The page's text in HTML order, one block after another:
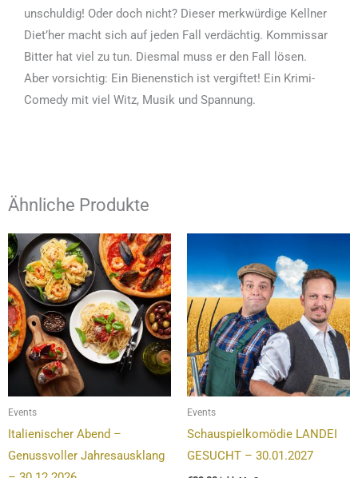
unschuldig! Oder doch nicht? Dieser merkwürdige Kellner
Diet’her macht sich auf jeden Fall verdächtig. Kommissar
Bitter hat viel zu tun. Diesmal muss er den Fall lösen.
Aber vorsichtig: Ein Bienenstich ist vergiftet! Ein Krimi-
Comedy mit viel Witz, Musik und Spannung.
Ähnliche Produkte
Events
Italienischer Abend –
Genussvoller Jahresausklang
Events
Schauspielkomödie LANDEI
GESUCHT – 30.01.2027